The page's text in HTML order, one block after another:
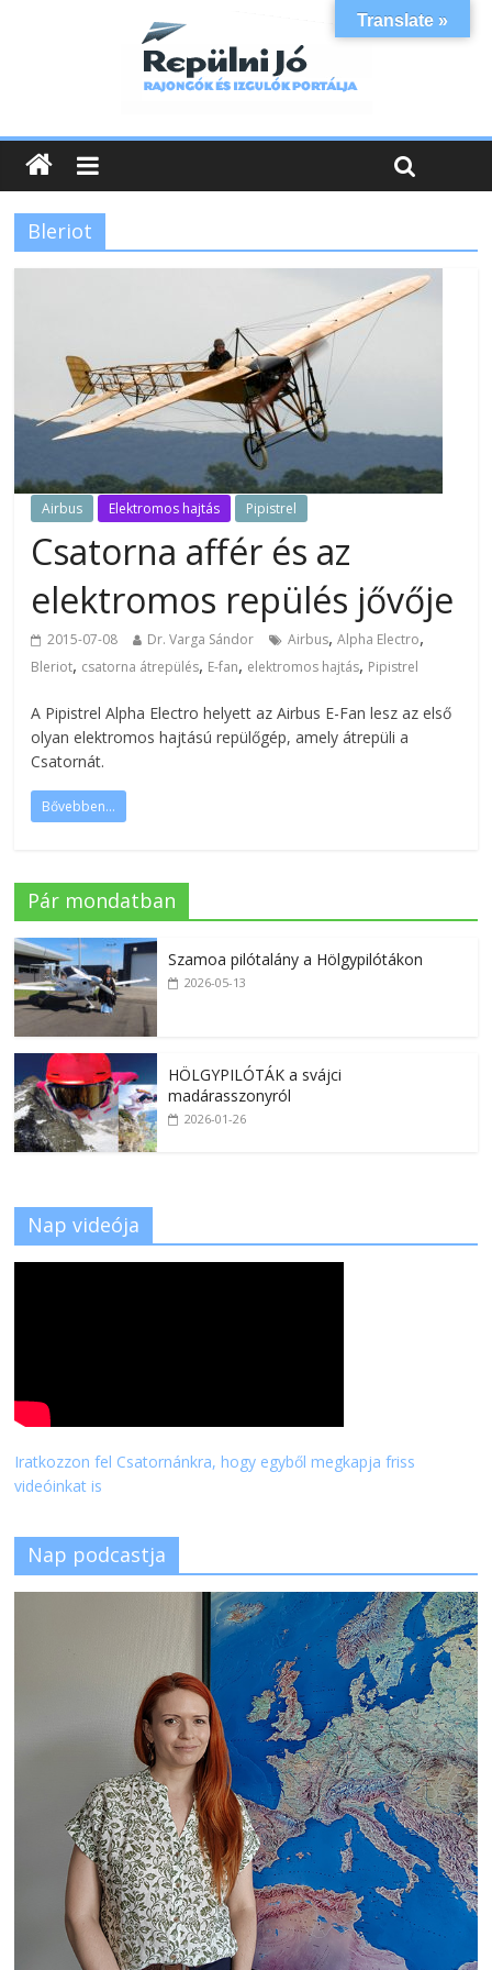
Bleriot
Airbus Elektromos hajtás Pipistrel
Csatorna affér és az
elektromos repülés jővője
2015-07-08 Dr. Varga Sándor Airbus,Alpha Electro,
Bleriot, csatorna átrepülés, E-fan, elektromos hajtás, Pipistrel
A Pipistrel Alpha Electro helyett az Airbus E-Fan lesz az első
olyan elektromos hajtású repülőgép, amely átrepüli a
Csatornát.
Bővebben...
Pár mondatban
Szamoa pilótalány a Hölgypilótákon
2026-05-13
HÖLGYPILÓTÁK a svájci
madárasszonyról
2026-01-26
Nap videója
Iratkozzon fel Csatornánkra, hogy egyből megkapja friss
videóinkat is
Nap podcastja
Translate »